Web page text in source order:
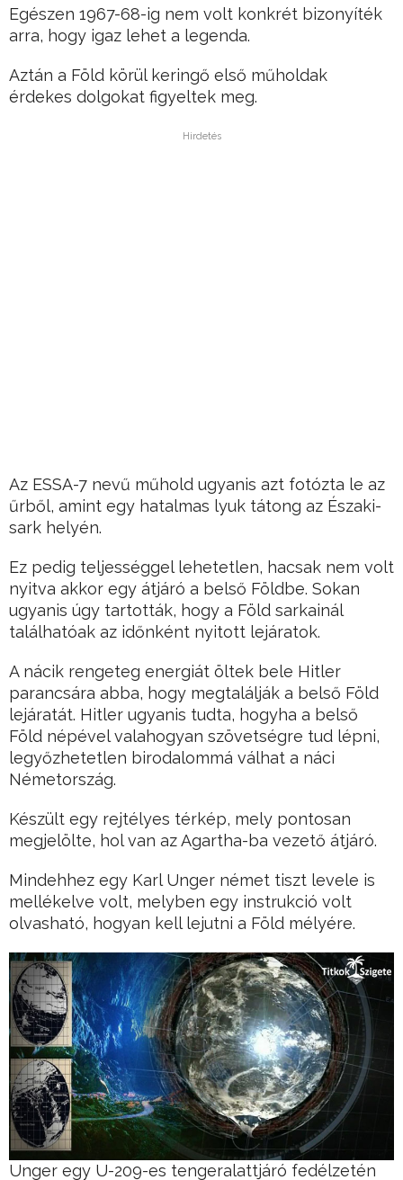
Egészen 1967-68-ig nem volt konkrét bizonyíték
arra, hogy igaz lehet a legenda.
Aztán a Föld körül keringő első műholdak
érdekes dolgokat figyeltek meg.
Hirdetés
Az ESSA-7 nevű műhold ugyanis azt fotózta le az
űrből, amint egy hatalmas lyuk tátong az Északi-
sark helyén.
Ez pedig teljességgel lehetetlen, hacsak nem volt
nyitva akkor egy átjáró a belső Földbe. Sokan
ugyanis úgy tartották, hogy a Föld sarkainál
találhatóak az időnként nyitott lejáratok.
A nácik rengeteg energiát öltek bele Hitler
parancsára abba, hogy megtalálják a belső Föld
lejáratát. Hitler ugyanis tudta, hogyha a belső
Föld népével valahogyan szövetségre tud lépni,
legyőzhetetlen birodalommá válhat a náci
Németország.
Készült egy rejtélyes térkép, mely pontosan
megjelölte, hol van az Agartha-ba vezető átjáró.
Mindehhez egy Karl Unger német tiszt levele is
mellékelve volt, melyben egy instrukció volt
olvasható, hogyan kell lejutni a Föld mélyére.
Unger egy U-209-es tengeralattjáró fedélzetén